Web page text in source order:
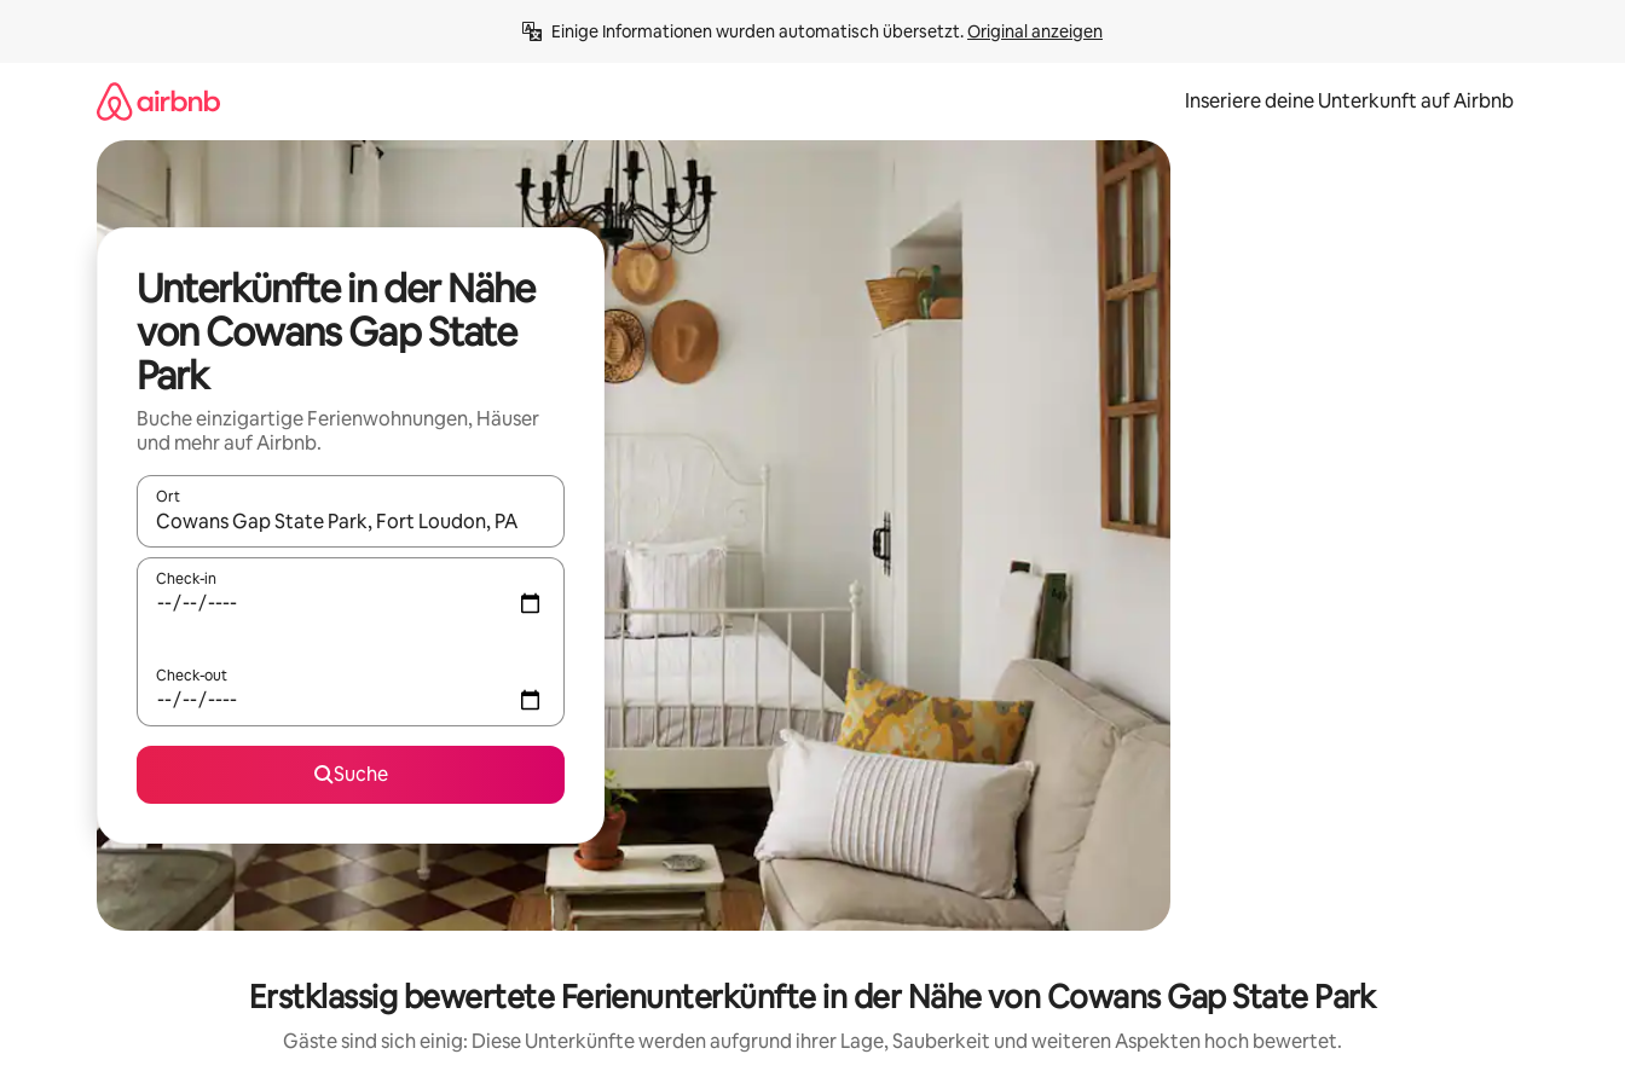
Einige Informationen wurden automatisch übersetzt. Original anzeigen
Inseriere deine Unterkunft auf Airbnb
Unterkünfte in der Nähe
von Cowans Gap State
Park
Buche einzigartige Ferienwohnungen, Häuser
und mehr auf Airbnb.
Ort
Wenn Ergebnisse verfügbar sind, navigiere mit den Pfeiltasten nach oben und unten oder erkunde die Ergebnisse durch Berühren oder Wischgesten.
Check-in
Check-out
Suche
Erstklassig bewertete Ferienunterkünfte in der Nähe von Cowans Gap State Park
Gäste sind sich einig: Diese Unterkünfte werden aufgrund ihrer Lage, Sauberkeit und weiteren Aspekten hoch bewertet.